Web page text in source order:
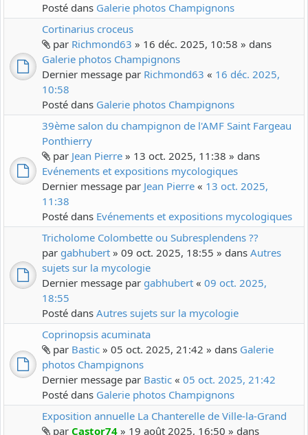
Posté dans Galerie photos Champignons
Cortinarius croceus
par Richmond63 » 16 déc. 2025, 10:58 » dans
Galerie photos Champignons
Dernier message par Richmond63 « 16 déc. 2025,
10:58
Posté dans Galerie photos Champignons
39ème salon du champignon de l'AMF Saint Fargeau
Ponthierry
par Jean Pierre » 13 oct. 2025, 11:38 » dans
Evénements et expositions mycologiques
Dernier message par Jean Pierre « 13 oct. 2025,
11:38
Posté dans Evénements et expositions mycologiques
Tricholome Colombette ou Subresplendens ??
par gabhubert » 09 oct. 2025, 18:55 » dans Autres
sujets sur la mycologie
Dernier message par gabhubert « 09 oct. 2025,
18:55
Posté dans Autres sujets sur la mycologie
Coprinopsis acuminata
par Bastic » 05 oct. 2025, 21:42 » dans Galerie
photos Champignons
Dernier message par Bastic « 05 oct. 2025, 21:42
Posté dans Galerie photos Champignons
Exposition annuelle La Chanterelle de Ville-la-Grand
par Castor74 » 19 août 2025, 16:50 » dans